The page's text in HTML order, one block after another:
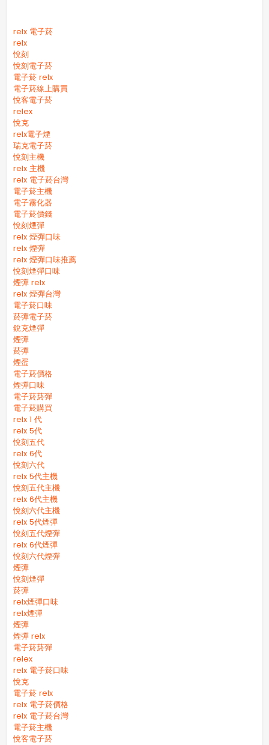
relx 電子菸
relx
悅刻
悅刻電子菸
電子菸 relx
電子菸線上購買
悅客電子菸
relex
悅克
relx電子煙
瑞克電子菸
悅刻主機
relx 主機
relx 電子菸台灣
電子菸主機
電子霧化器
電子菸價錢
悅刻煙彈
relx 煙彈口味
relx 煙彈
relx 煙彈口味推薦
悅刻煙彈口味
煙彈 relx
relx 煙彈台灣
電子菸口味
菸彈電子菸
銳克煙彈
煙彈
菸彈
煙蛋
電子菸價格
煙彈口味
電子菸菸彈
電子菸購買
relx 1 代
relx 5代
悅刻五代
relx 6代
悅刻六代
relx 5代主機
悅刻五代主機
relx 6代主機
悅刻六代主機
relx 5代煙彈
悅刻五代煙彈
relx 6代煙彈
悅刻六代煙彈
煙彈
悅刻煙彈
菸彈
relx煙彈口味
relx煙彈
煙彈
煙彈 relx
電子菸菸彈
relex
relx 電子菸口味
悅克
電子菸 relx
relx 電子菸價格
relx 電子菸台灣
電子菸主機
悅客電子菸